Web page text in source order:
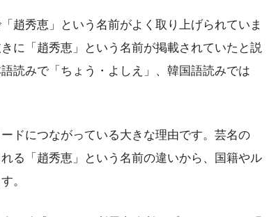
趙秀恵」という名前がよく取り上げられていま
に「趙秀恵」という名前が掲載されていたと説
読みで「ちょう・よしえ」、韓国語読みでは
ドにつながっている大きな理由です。芸名の
る「趙秀恵」という名前の違いから、国籍やル
。